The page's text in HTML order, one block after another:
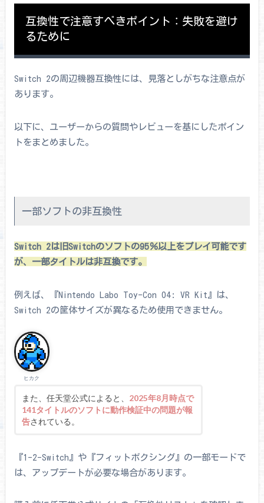
互換性で注意すべきポイント：失敗を避け
るために
Switch 2の周辺機器互換性には、見落としがちな注意点が
あります。
以下に、ユーザーからの質問やレビューを基にしたポイン
トをまとめました。
一部ソフトの非互換性
Switch 2は旧Switchのソフトの95％以上をプレイ可能です
が、一部タイトルは非互換です。
例えば、『Nintendo Labo Toy-Con 04: VR Kit』は、
Switch 2の筐体サイズが異なるため使用できません。
ヒカク
また、任天堂公式によると、 2025年8月時点で
141タイトルのソフトに動作検証中の問題が報
告されている。
『1-2-Switch』や『フィットボクシング』の一部モードで
は、アップデートが必要な場合があります。